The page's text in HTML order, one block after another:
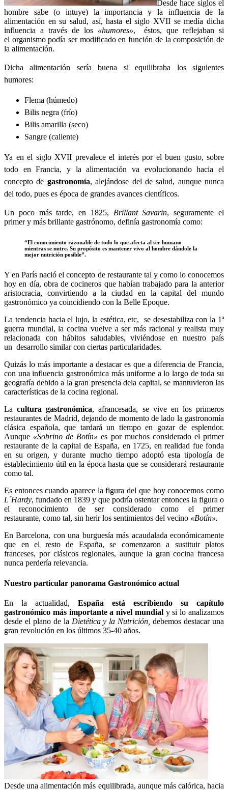
Desde hace siglos el
hombre sabe (o intuye) la importancia y la influencia de la
alimentación en su salud, así, hasta el siglo XVII se medía dicha
influencia a través de los «humores», éstos, que reflejaban si
el organismo podía ser modificado en función de la composición de
la alimentación.
Dicha alimentación sería buena si equilibraba los siguientes
humores:
Flema (húmedo)
Bilis negra (frío)
Bilis amarilla (seco)
Sangre (caliente)
Ya en el siglo XVII prevalece el interés por el buen gusto, sobre
todo en Francia, y la alimentación va evolucionando hacia el
concepto de gastronomía, alejándose del de salud, aunque nunca
del todo, pues es época de grandes avances científicos.
Un poco más tarde, en 1825, Brillant Savarin, seguramente el
primer y más brillante gastrónomo, definía gastronomía como:
“El conocimiento razonable de todo lo que afecta al ser humano
mientras se nutre. Su propósito es mantener vivo al hombre dándole la
mejor nutrición posible”.
Y en París nació el concepto de restaurante tal y como lo conocemos
hoy en día, obra de cocineros que habían trabajado para la anterior
aristocracia, convirtiendo a la ciudad en la capital del mundo
gastronómico ya coincidiendo con la Belle Epoque.
La tendencia hacia el lujo, la estética, etc, se desestabiliza con la 1ª
guerra mundial, la cocina vuelve a ser más racional y realista muy
relacionada con hábitos saludables, viviéndose en nuestro país
un desarrollo similar con ciertas particularidades.
Quizás lo más importante a destacar es que a diferencia de Francia,
con una influencia gastronómica más uniforme a lo largo de toda su
geografía debido a la gran presencia dela capital, se mantuvieron las
características de la cocina regional.
Lacultura gastronómica, afrancesada, se vive en los primeros
restaurantes de Madrid, dejando de momento de lado la gastronomía
clásica española, que tardará un tiempo en gozar de esplendor.
Aunque «Sobrino de Botín» es por muchos considerado el primer
restaurante de la capital de España, en 1725, en realidad fue fonda
en su origen, y durante mucho tiempo adoptó esta tipología de
establecimiento útil en la época hasta que se considerará restaurante
como tal.
Es entonces cuando aparece la figura del que hoy conocemos como
L´Hardy, fundado en 1839 y que podría ostentar entonces la figura o
el reconocimiento de ser considerado como el primer
restaurante, como tal, sin herir los sentimientos del vecino «Botín».
En Barcelona, con una burguesía más acaudalada económicamente
que en el resto de España, se comenzaron a sustituir platos
franceses, por clásicos regionales, aunque la gran cocina francesa
nunca perdería relevancia.
Nuestro particular panorama Gastronómico actual
En la actualidad, España está escribiendo su capítulo
gastronómico más importante a nivel mundial y si lo analizamos
desde el plano de la Dietética y la Nutrición, debemos destacar una
gran revolución en los últimos 35-40 años.
Desde una alimentación más equilibrada, aunque más calórica, hacia